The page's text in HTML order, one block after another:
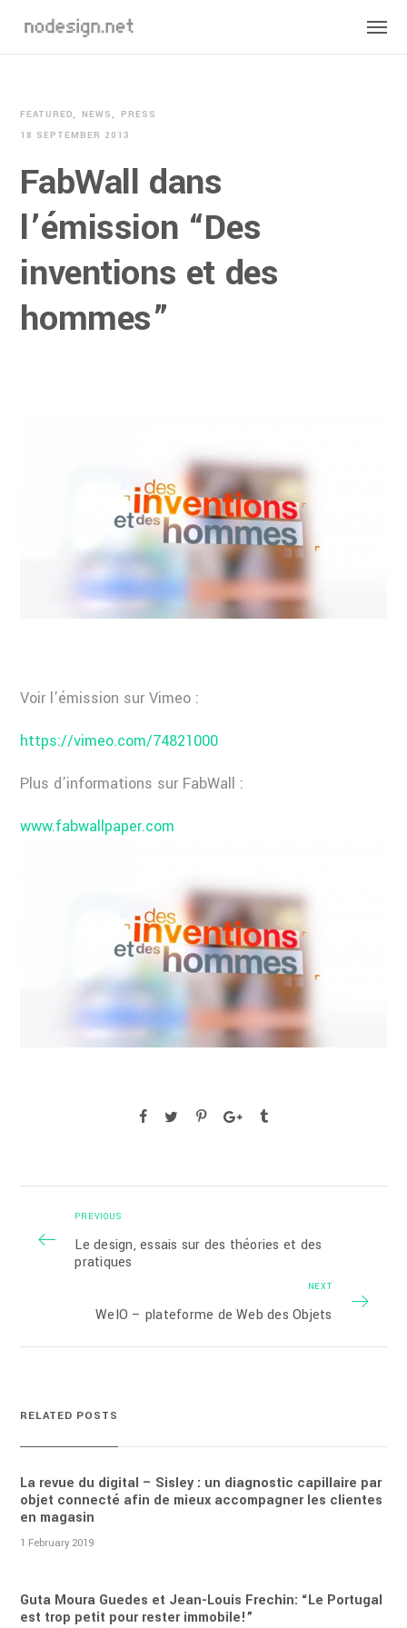
FEATURED NEWS
PRESS
18 SEPTEMBER 2013
FabWall dans
l’émission “Des
inventions et des
hommes”
Voir l’émission sur Vimeo :
https://vimeo.com/74821000
Plus d’informations sur FabWall :
www.fabwallpaper.com
PREVIOUS
Le design, essais sur des théories et des
pratiques
NEXT
WeIO – plateforme de Web des Objets
RELATED POSTS
La revue du digital – Sisley : un diagnostic capillaire par
objet connecté afin de mieux accompagner les clientes
en magasin
1 February 2019
Guta Moura Guedes et Jean-Louis Frechin: “Le Portugal
est trop petit pour rester immobile!”